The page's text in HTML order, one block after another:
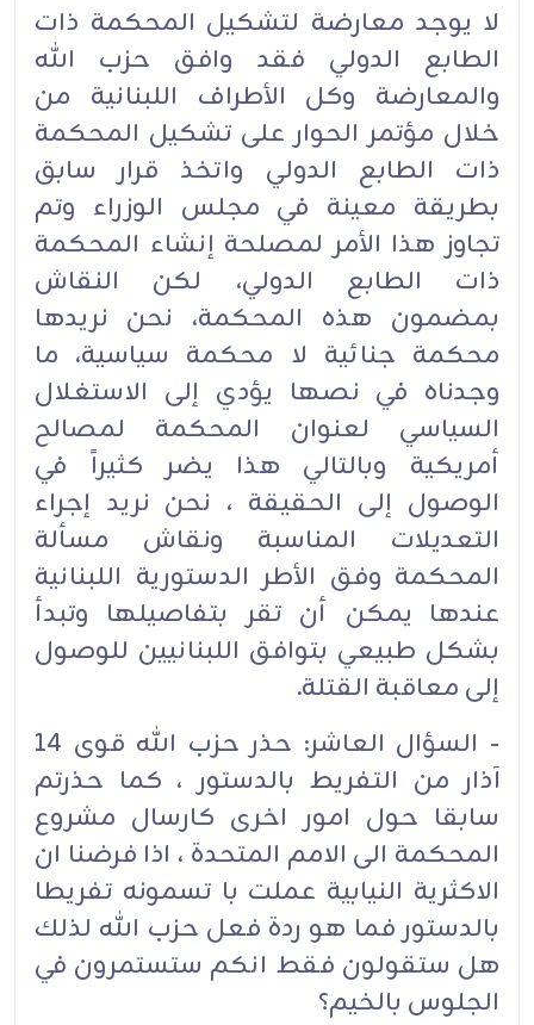
لا يوجد معارضة لتشكيل المحكمة ذات
الطابع الدولي فقد وافق حزب الله
والمعارضة وكل الأطراف اللبنانية من
خلال مؤتمر الحوار على تشكيل المحكمة
ذات الطابع الدولي واتخذ قرار سابق
بطريقة معينة في مجلس الوزراء وتم
تجاوز هذا الأمر لمصلحة إنشاء المحكمة
ذات الطابع الدولي، لكن النقاش
بمضمون هذه المحكمة، نحن نريدها
محكمة جنائية لا محكمة سياسية، ما
وجدناه في نصها يؤدي إلى الاستغلال
السياسي لعنوان المحكمة لمصالح
أمريكية وبالتالي هذا يضر كثيراً في
الوصول إلى الحقيقة ، نحن نريد إجراء
التعديلات المناسبة ونقاش مسألة
المحكمة وفق الأطر الدستورية اللبنانية
عندها يمكن أن تقر بتفاصيلها وتبدأ
بشكل طبيعي بتوافق اللبنانيين للوصول
إلى معاقبة القتلة.
- السؤال العاشر: حذر حزب الله قوى 14
آذار من التفريط بالدستور ، كما حذرتم
سابقا حول امور اخرى كارسال مشروع
المحكمة الى الامم المتحدة ، اذا فرضنا ان
الاكثرية النيابية عملت با تسمونه تفريطا
بالدستور فما هو ردة فعل حزب الله لذلك
هل ستقولون فقط انكم ستستمرون في
الجلوس بالخيم؟